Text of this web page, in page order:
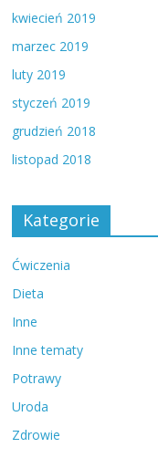
kwiecień 2019
marzec 2019
luty 2019
styczeń 2019
grudzień 2018
listopad 2018
Kategorie
Ćwiczenia
Dieta
Inne
Inne tematy
Potrawy
Uroda
Zdrowie